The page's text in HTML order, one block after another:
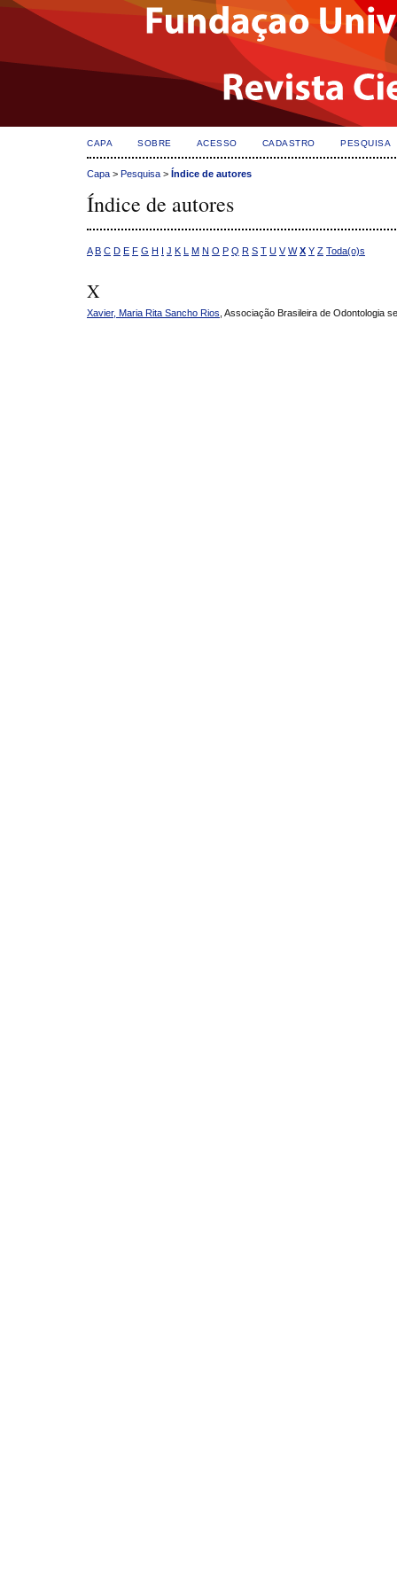
CAPA SOBRE ACESSO CADASTRO PESQUISA
Capa > Pesquisa > Índice de autores
Índice de autores
A B C D E F G H I J K L M N O P Q R S T U V W X Y Z Toda(o)s
X
Xavier, Maria Rita Sancho Rios , Associação Brasileira de Odontologia